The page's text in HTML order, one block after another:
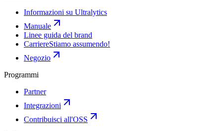
Informazioni su Ultralytics
Manuale
Linee guida del brand
CarriereStiamo assumendo!
Negozio
Programmi
Partner
Integrazioni
Contribuisci all'OSS